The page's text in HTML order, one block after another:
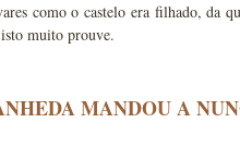
como o castelo era filhado, da
muito prouve.
MANDOU A